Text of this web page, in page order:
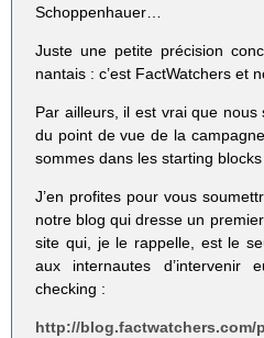
Schoppenhauer…
Juste une petite précision
nantais : c’est FactWatchers et
Par ailleurs, il est vrai que
du point de vue de la
sommes dans les starting
J’en profites pour vous
notre blog qui dresse un
site qui, je le rappelle, est le
aux internautes d’intervenir
checking :
http://blog.factwatchers.com/